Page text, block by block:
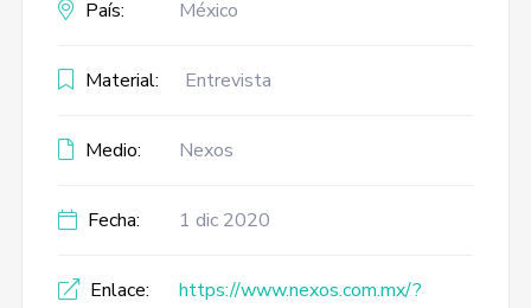
País: México
Material: Entrevista
Medio: Nexos
Fecha: 1 dic 2020
Enlace:
https://www.nexos.com.mx/?